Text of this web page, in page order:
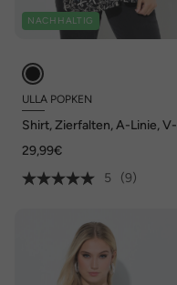
NACHHALTIG
ULLA POPKEN
Shirt, Zierfalten, A-Linie, V-
29,99€
5
(9)